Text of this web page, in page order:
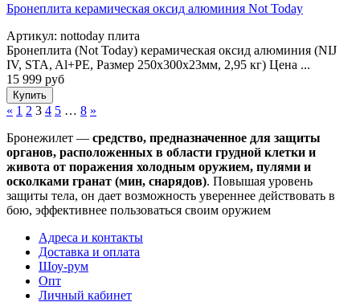
Бронеплита керамическая оксид алюминия Not Today
Артикул: nottoday плита
Бронеплита (Not Today) керамическая оксид алюминия (NIJ
IV, STA, Al+PE, Размер 250х300х23мм, 2,95 кг) Цена ...
15 999 руб
Купить
« 1 2 3 4 5 … 8 »
Бронежилет — средство, предназначенное для защиты
органов, расположенных в области грудной клетки и
живота от поражения холодным оружием, пулями и
осколками гранат (мин, снарядов). Повышая уровень
защиты тела, он дает возможность увереннее действовать в
бою, эффективнее пользоваться своим оружием
Адреса и контакты
Доставка и оплата
Шоу-рум
Опт
Личный кабинет